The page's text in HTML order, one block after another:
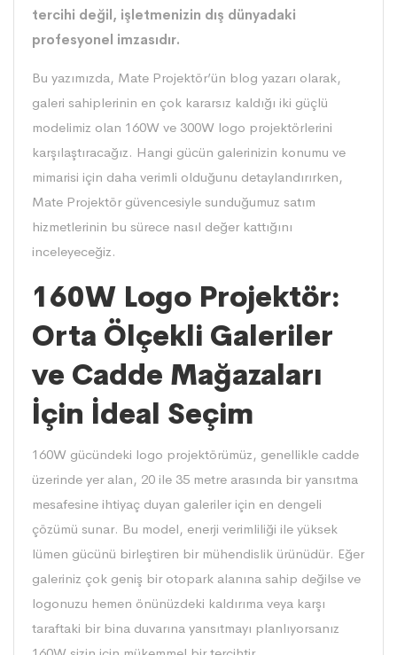
tercihi değil, işletmenizin dış dünyadaki
profesyonel imzasıdır.
Bu yazımızda, Mate Projektör’ün blog yazarı olarak,
galeri sahiplerinin en çok kararsız kaldığı iki güçlü
modelimiz olan 160W ve 300W logo projektörlerini
karşılaştıracağız. Hangi gücün galerinizin konumu ve
mimarisi için daha verimli olduğunu detaylandırırken,
Mate Projektör güvencesiyle sunduğumuz satım
hizmetlerinin bu sürece nasıl değer kattığını
inceleyeceğiz.
160W Logo Projektör:
Orta Ölçekli Galeriler
ve Cadde Mağazaları
İçin İdeal Seçim
160W gücündeki logo projektörümüz, genellikle cadde
üzerinde yer alan, 20 ile 35 metre arasında bir yansıtma
mesafesine ihtiyaç duyan galeriler için en dengeli
çözümü sunar. Bu model, enerji verimliliği ile yüksek
lümen gücünü birleştiren bir mühendislik ürünüdür. Eğer
galeriniz çok geniş bir otopark alanına sahip değilse ve
logonuzu hemen önünüzdeki kaldırıma veya karşı
taraftaki bir bina duvarına yansıtmayı planlıyorsanız